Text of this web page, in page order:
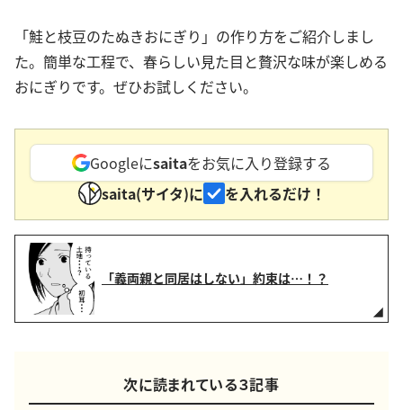
「鮭と枝豆のたぬきおにぎり」の作り方をご紹介しまし
た。簡単な工程で、春らしい見た目と贅沢な味が楽しめる
おにぎりです。ぜひお試しください。
Googleにsaitaをお気に入り登録する
saita(サイタ)に
を入れるだけ！
「義両親と同居はしない」約束は…！？
次に読まれている３記事